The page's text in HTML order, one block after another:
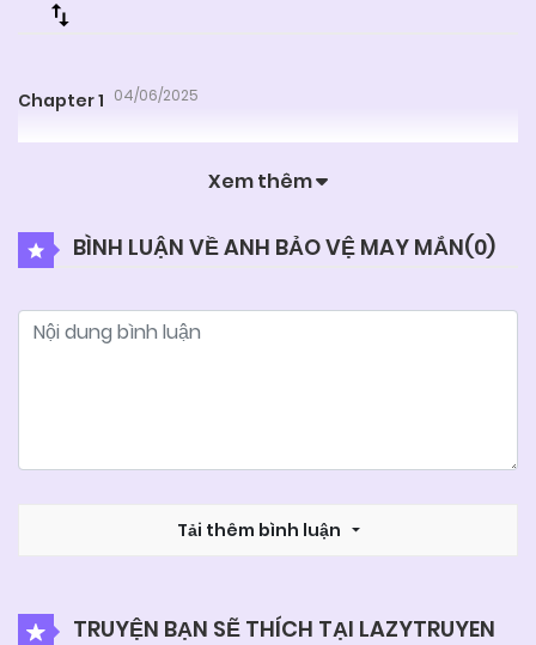
Chapter 1 04/06/2025
Xem thêm
BÌNH LUẬN VỀ ANH BẢO VỆ MAY MẮN(0)
Tải thêm bình luận
TRUYỆN BẠN SẼ THÍCH TẠI LAZYTRUYEN